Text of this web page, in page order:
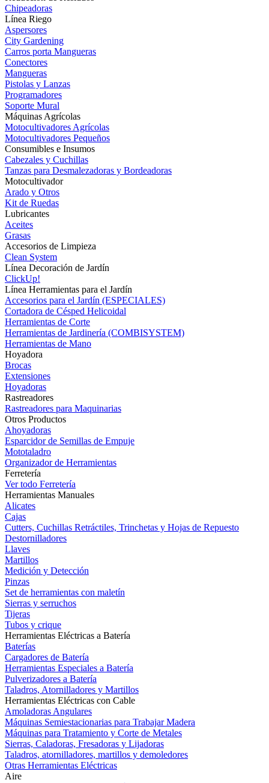
Chipeadoras
Línea Riego
Aspersores
City Gardening
Carros porta Mangueras
Conectores
Mangueras
Pistolas y Lanzas
Programadores
Soporte Mural
Máquinas Agrícolas
Motocultivadores Agrícolas
Motocultivadores Pequeños
Consumibles e Insumos
Cabezales y Cuchillas
Tanzas para Desmalezadoras y Bordeadoras
Motocultivador
Arado y Otros
Kit de Ruedas
Lubricantes
Aceites
Grasas
Accesorios de Limpieza
Clean System
Línea Decoración de Jardín
ClickUp!
Línea Herramientas para el Jardín
Accesorios para el Jardín (ESPECIALES)
Cortadora de Césped Helicoidal
Herramientas de Corte
Herramientas de Jardinería (COMBISYSTEM)
Herramientas de Mano
Hoyadora
Brocas
Extensiones
Hoyadoras
Rastreadores
Rastreadores para Maquinarias
Otros Productos
Ahoyadoras
Esparcidor de Semillas de Empuje
Mototaladro
Organizador de Herramientas
Ferretería
Ver todo Ferretería
Herramientas Manuales
Alicates
Cajas
Cutters, Cuchillas Retráctiles, Trinchetas y Hojas de Repuesto
Destornilladores
Llaves
Martillos
Medición y Detección
Pinzas
Set de herramientas con maletín
Sierras y serruchos
Tijeras
Tubos y crique
Herramientas Eléctricas a Batería
Baterías
Cargadores de Batería
Herramientas Especiales a Batería
Pulverizadores a Batería
Taladros, Atornilladores y Martillos
Herramientas Eléctricas con Cable
Amoladoras Angulares
Máquinas Semiestacionarias para Trabajar Madera
Máquinas para Tratamiento y Corte de Metales
Sierras, Caladoras, Fresadoras y Lijadoras
Taladros, atornilladores, martillos y demoledores
Otras Herramientas Eléctricas
Aire